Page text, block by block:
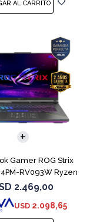
Gamer ROG Strix
RV093W Ryzen
9 8940HX 1T
2.469,00
USD 2.098,65
COMPARAR